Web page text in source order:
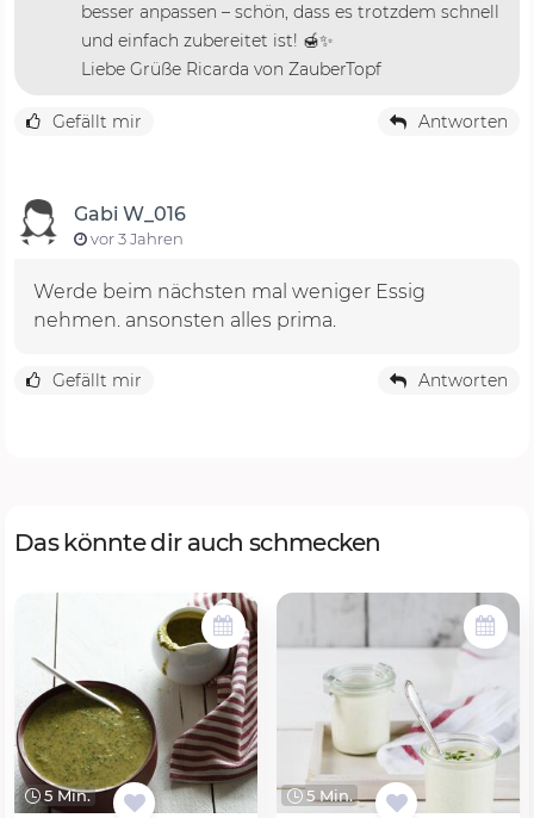
besser anpassen – schön, dass es trotzdem schnell
und einfach zubereitet ist! 🍯✨
Liebe Grüße Ricarda von ZauberTopf
Gefällt mir Antworten
Gabi W_016
vor 3 Jahren
Werde beim nächsten mal weniger Essig
nehmen. ansonsten alles prima.
Gefällt mir Antworten
Das könnte dir auch schmecken
5 Min. 5 Min.